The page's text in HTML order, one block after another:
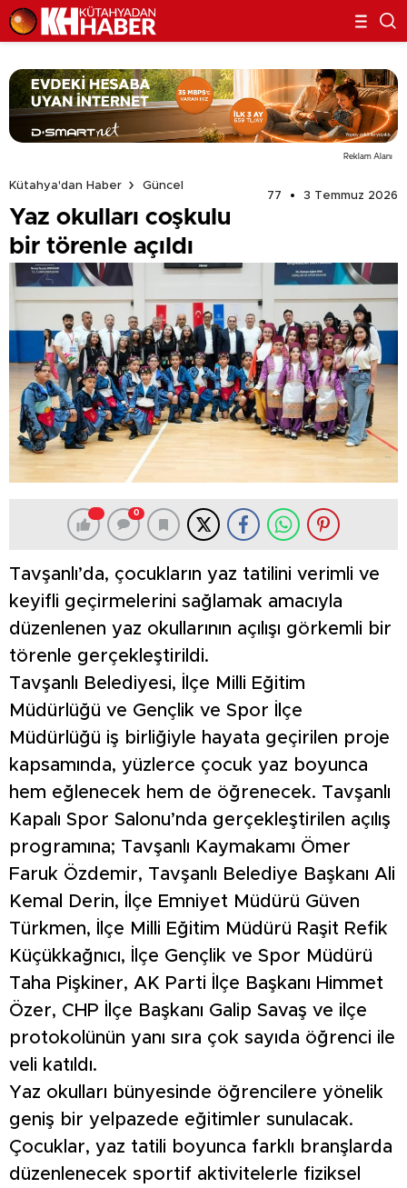
Reklam Alanı
Kütahya'dan Haber
Güncel
77
3 Temmuz 2026
Yaz okulları coşkulu
bir törenle açıldı
0
Tavşanlı’da, çocukların yaz tatilini verimli ve
keyifli geçirmelerini sağlamak amacıyla
düzenlenen yaz okullarının açılışı görkemli bir
törenle gerçekleştirildi.
Tavşanlı Belediyesi, İlçe Milli Eğitim
Müdürlüğü ve Gençlik ve Spor İlçe
Müdürlüğü iş birliğiyle hayata geçirilen proje
kapsamında, yüzlerce çocuk yaz boyunca
hem eğlenecek hem de öğrenecek. Tavşanlı
Kapalı Spor Salonu’nda gerçekleştirilen açılış
programına; Tavşanlı Kaymakamı Ömer
Faruk Özdemir, Tavşanlı Belediye Başkanı Ali
Kemal Derin, İlçe Emniyet Müdürü Güven
Türkmen, İlçe Milli Eğitim Müdürü Raşit Refik
Küçükkağnıcı, İlçe Gençlik ve Spor Müdürü
Taha Pişkiner, AK Parti İlçe Başkanı Himmet
Özer, CHP İlçe Başkanı Galip Savaş ve ilçe
protokolünün yanı sıra çok sayıda öğrenci ile
veli katıldı.
Yaz okulları bünyesinde öğrencilere yönelik
geniş bir yelpazede eğitimler sunulacak.
Çocuklar, yaz tatili boyunca farklı branşlarda
düzenlenecek sportif aktivitelerle fiziksel